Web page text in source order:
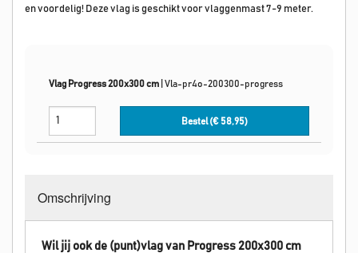
en voordelig! Deze vlag is geschikt voor vlaggenmast 7-9 meter.
Vlag Progress 200x300 cm Vla-pr4o-200300-progress
Bestel (€ 58,95)
Omschrijving
Wil jij ook de (punt)vlag van Progress 200x300 cm